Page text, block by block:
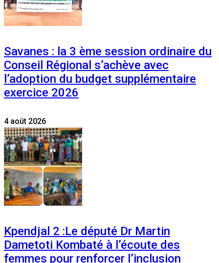
Savanes : la 3 ème session ordinaire du
Conseil Régional s’achève avec
l’adoption du budget supplémentaire
exercice 2026
4 août 2026
Kpendjal 2 :Le député Dr Martin
Dametoti Kombaté à l’écoute des
femmes pour renforcer l’inclusion